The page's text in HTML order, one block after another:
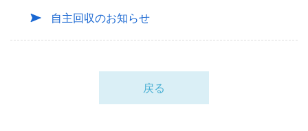
自主回収のお知らせ
戻る